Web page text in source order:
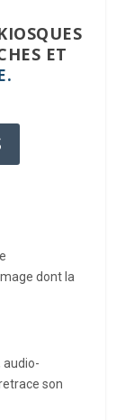
ET
dont la
audio-
son